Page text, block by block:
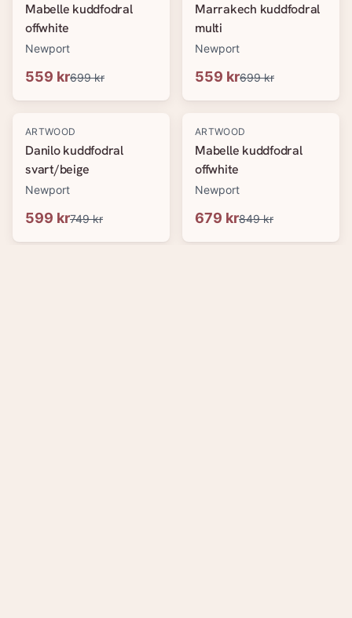
Mabelle kuddfodral
offwhite
Newport
559 kr699 kr
Marrakech kuddfodral
multi
Newport
559 kr699 kr
-20%
ARTWOOD
Danilo kuddfodral
svart/beige
Newport
599 kr749 kr
-20%
ARTWOOD
Mabelle kuddfodral
offwhite
Newport
679 kr849 kr